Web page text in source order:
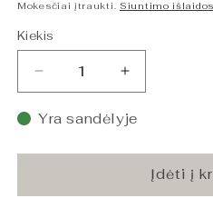
Mokesčiai įtraukti. Siuntimo išlaidos
Kiekis
Sumažinti
Kvapas
Patalpoms
braškė
kiekį
Padidinti
Kvapas
Patalpoms
braškė
100ml
kiekį
Yra sandėlyje
Įdėti į